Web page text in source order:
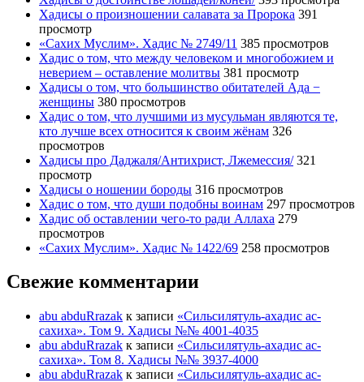
Хадисы о произношении салавата за Пророка 391
просмотр
«Сахих Муслим». Хадис № 2749/11 385 просмотров
Хадис о том, что между человеком и многобожием и
неверием – оставление молитвы 381 просмотр
Хадисы о том, что большинство обитателей Ада −
женщины 380 просмотров
Хадис о том, что лучшими из мусульман являются те,
кто лучше всех относится к своим жёнам 326
просмотров
Хадисы про Даджаля/Антихрист, Лжемессия/ 321
просмотр
Хадисы о ношении бороды 316 просмотров
Хадис о том, что души подобны воинам 297 просмотров
Хадис об оставлении чего-то ради Аллаха 279
просмотров
«Сахих Муслим». Хадис № 1422/69 258 просмотров
Свежие комментарии
abu abduRrazak к записи «Сильсилятуль-ахадис ас-
сахиха». Том 9. Хадисы №№ 4001-4035
abu abduRrazak к записи «Сильсилятуль-ахадис ас-
сахиха». Том 8. Хадисы №№ 3937-4000
abu abduRrazak к записи «Сильсилятуль-ахадис ас-